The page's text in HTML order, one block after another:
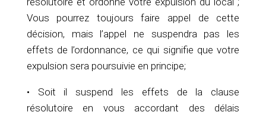
Vous pourrez toujours faire appel de cette
décision, mais l’appel ne suspendra pas les
effets de l’ordonnance, ce qui signifie que votre
expulsion sera poursuivie en principe;
• Soit il suspend les effets de la clause
résolutoire en vous accordant des délais